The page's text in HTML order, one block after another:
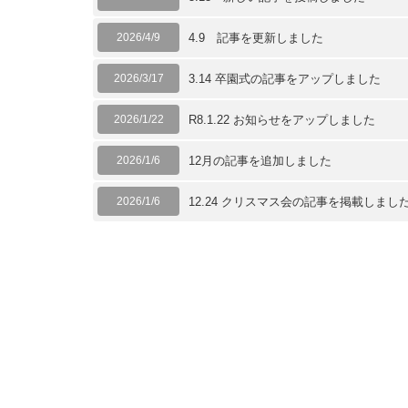
2026/4/9 4.9 記事を更新しました
2026/3/17 3.14 卒園式の記事をアップしました
2026/1/22 R8.1.22 お知らせをアップしました
2026/1/6 12月の記事を追加しました
2026/1/6 12.24 クリスマス会の記事を掲載しまし